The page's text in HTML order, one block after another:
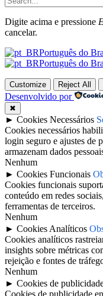
Digite acima e pressione
cancelar.
Português do
Português do
Customize Reject All
Desenvolvido por
✖
► Cookies Necessários
Cookies necessários
login seguro e ajustes de
armazenam dados
Nenhum
► Cookies Funcionais
Cookies funcionais
conteúdo em redes
ferramentas de terceiros.
Nenhum
► Cookies Analíticos
Cookies analíticos
insights sobre métricas
rejeição e fontes de
Nenhum
► Cookies de